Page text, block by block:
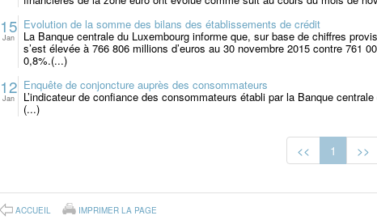
15
Jan
Evolution de la somme des bilans des établissements de crédit
La Banque centrale du Luxembourg informe que, sur base de chiffres
s’est élevée à 766 806 millions d’euros au 30 novembre 2015 contre 761
0,8%.(...)
12
Jan
Enquête de conjoncture auprès des consommateurs
L’indicateur de confiance des consommateurs établi par la Banque
(...)
<< 1 >>
ACCUEIL IMPRIMER LA PAGE